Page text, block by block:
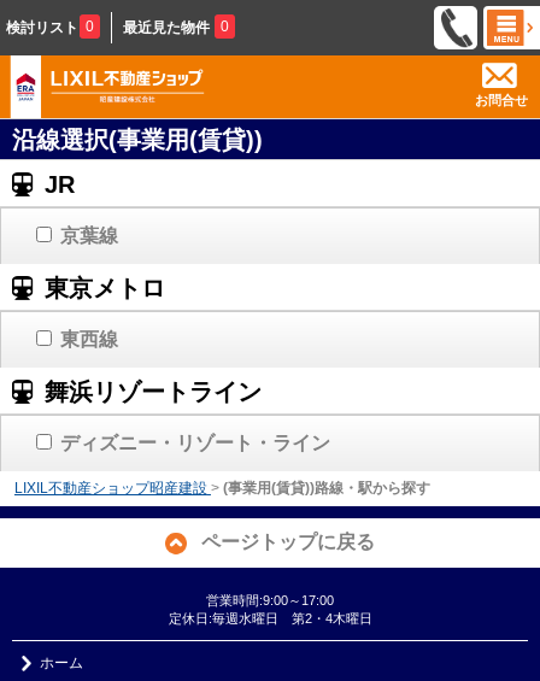
検討リスト 0 最近見た物件 0
お問合せ
沿線選択(事業用(賃貸))
JR
京葉線
東京メトロ
東西線
舞浜リゾートライン
ディズニー・リゾート・ライン
LIXIL不動産ショップ昭産建設 > (事業用(賃貸))路線・駅から探す
ページトップに戻る
営業時間:9:00～17:00
定休日:毎週水曜日 第2・4木曜日
ホーム